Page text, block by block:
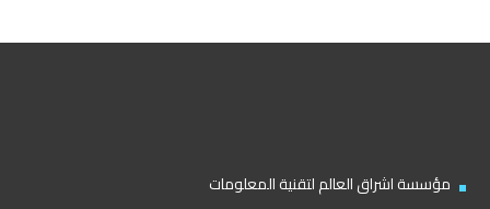
مؤسسة اشراق العالم لتقنية المعلومات